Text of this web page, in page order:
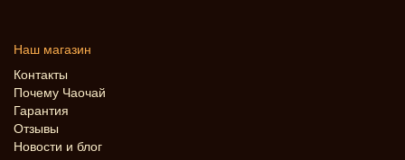
Наш магазин
Контакты
Почему Чаочай
Гарантия
Отзывы
Новости и блог